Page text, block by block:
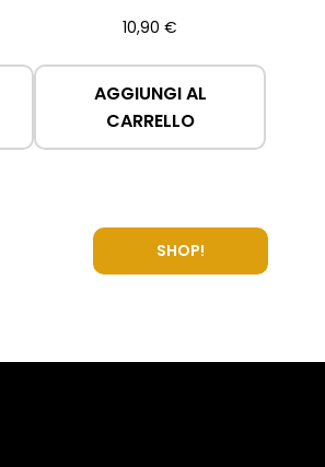
10,90€
AGGIUNGI AL
CARRELLO
SHOP!